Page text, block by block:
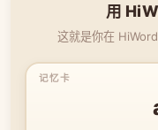
用
这就是你在